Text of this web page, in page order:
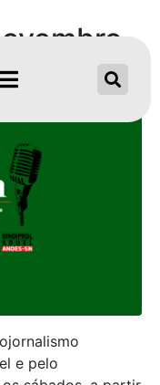
e pelo